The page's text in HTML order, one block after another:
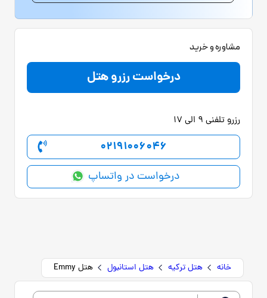
خانه هتل ترکیه هتل استانبول هتل Emmy
مشاوره و خرید
درخواست رزرو هتل
رزرو تلفنی 9 الی 17
02191006046
درخواست در واتساپ